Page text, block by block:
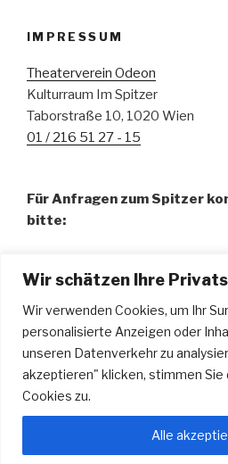
Wir schätzen Ihre
Wir verwenden Cookies, um Ihr
personalisierte Anzeigen oder
unseren Datenverkehr zu
akzeptieren" klicken, stimmen Sie
Cookies zu.
Alle
IMPRESSUM
Theaterverein Odeon
Kulturraum Im Spitzer
Taborstraße 10, 1020 Wien
01 / 216 51 27 - 15
Für Anfragen zum Spitzer
bitte:
01 / 216 51 27 - 15
spitzer@odeon.at
Hr. Urdyl Bauer – Technische
technik@odeon.at